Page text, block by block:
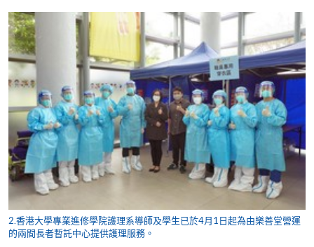
2.香港大學專業進修學院護理系導師及學生已於4月1日起為由樂善堂營運
的兩間長者暫託中心提供護理服務。